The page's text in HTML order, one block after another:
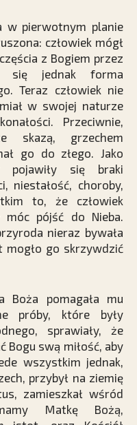
w pierwotnym planie
człowiek mógł
z Bogiem przez
się jednak forma
Teraz człowiek nie
w swojej naturze
Przeciwnie,
skazą, grzechem
go do złego. Jako
pojawiły się braki
niestałość, choroby,
to, że człowiek
móc pójść do Nieba.
nieraz bywała
mogło go skrzywdzić
Boża pomagała mu
próby, które były
sprawiały, że
Bogu swą miłość, aby
wszystkim jednak,
przybył na ziemię
zamieszkał wśród
Matkę Bożą,